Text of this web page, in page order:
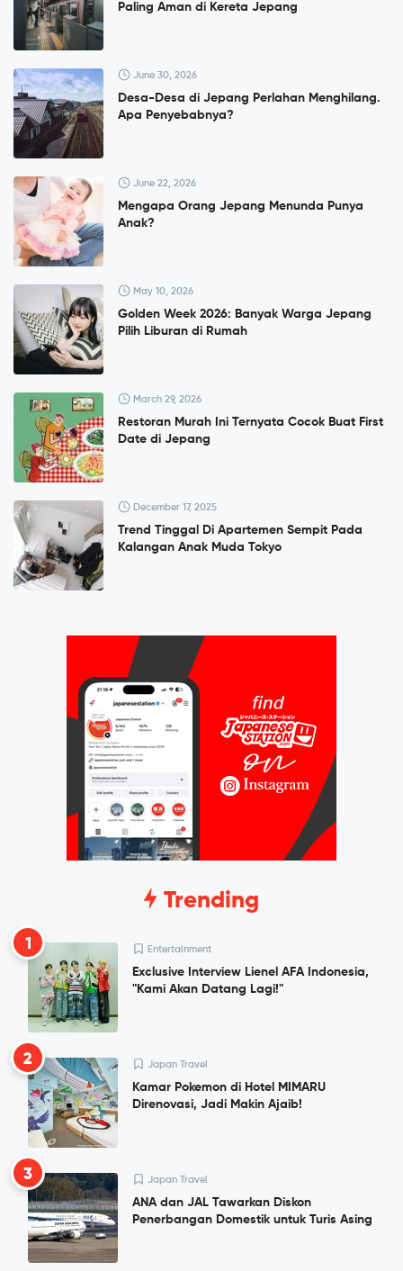
Paling Aman di Kereta Jepang
June 30, 2026
Desa-Desa di Jepang Perlahan Menghilang.
Apa Penyebabnya?
June 22, 2026
Mengapa Orang Jepang Menunda Punya
Anak?
May 10, 2026
Golden Week 2026: Banyak Warga Jepang
Pilih Liburan di Rumah
March 29, 2026
Restoran Murah Ini Ternyata Cocok Buat First
Date di Jepang
December 17, 2025
Trend Tinggal Di Apartemen Sempit Pada
Kalangan Anak Muda Tokyo
Trending
1 Entertainment
Exclusive Interview Lienel AFA Indonesia,
"Kami Akan Datang Lagi!"
2 Japan Travel
Kamar Pokemon di Hotel MIMARU
Direnovasi, Jadi Makin Ajaib!
3 Japan Travel
ANA dan JAL Tawarkan Diskon
Penerbangan Domestik untuk Turis Asing